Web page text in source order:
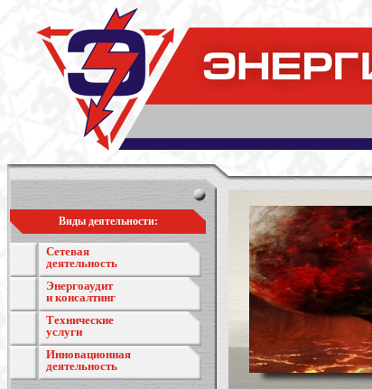
Виды деятельности:
Сетевая
деятельность
Энергоаудит
и консалтинг
Технические
услуги
Инновационная
деятельность